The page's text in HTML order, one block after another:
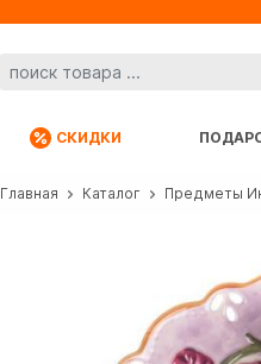
СКИДКИ
Главная Каталог Предметы